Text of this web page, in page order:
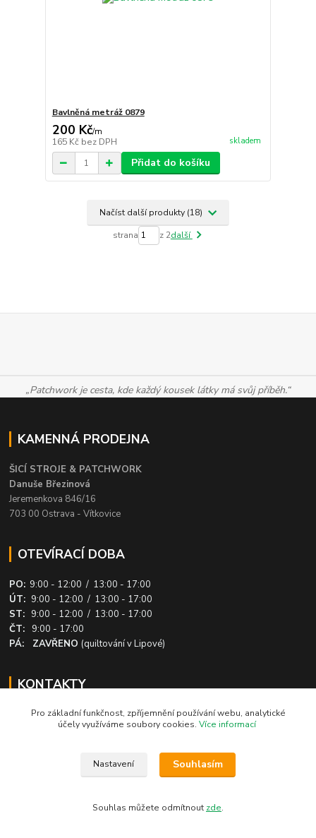
Bavlněná metráž 0879
200 Kč/m
165 Kč bez DPH skladem
Přidat do košíku
Načíst další produkty (18)
strana z 2další
„Patchwork je cesta, kde každý kousek látky má svůj příběh.“
KAMENNÁ PRODEJNA
ŠICÍ STROJE & PATCHWORK
Danuše Březinová
Jeremenkova 846/16
703 00 Ostrava - Vítkovice
OTEVÍRACÍ DOBA
PO: 9:00 - 12:00 / 13:00 - 17:00
ÚT: 9:00 - 12:00 / 13:00 - 17:00
ST: 9:00 - 12:00 / 13:00 - 17:00
ČT:
9:00 - 17:00
PÁ: ZAVŘENO (quiltování v Lipové)
KONTAKTY
+420 732 182 369
+420 604 360 028
© 2016 Patchworkový svět - Danuše Březinová. Obsah těchto stránek je
Pro základní funkčnost, zpříjemnění používání webu, analytické
účely využíváme soubory cookies. Více informací
Nastavení Souhlasím
Souhlas můžete odmítnout zde.